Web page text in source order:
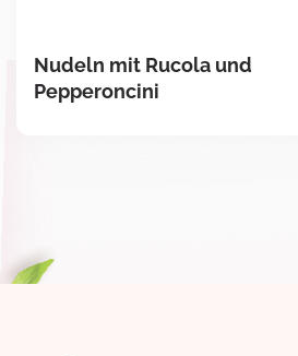
Nudeln mit Rucola und
Pepperoncini